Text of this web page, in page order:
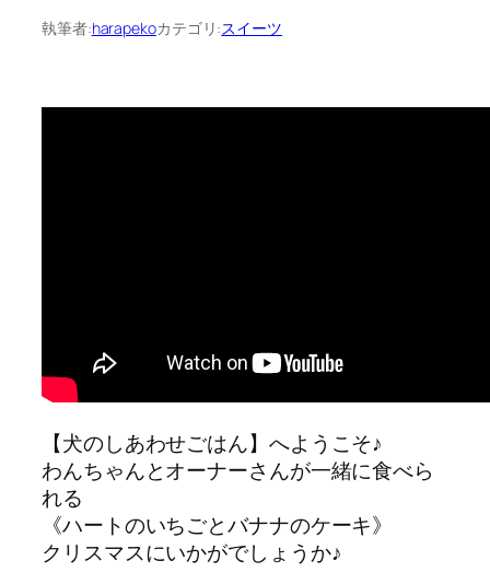
執筆者:harapekoカテゴリ:スイーツ
【犬のしあわせごはん】へようこそ♪
わんちゃんとオーナーさんが一緒に食べら
れる
《ハートのいちごとバナナのケーキ》
クリスマスにいかがでしょうか♪